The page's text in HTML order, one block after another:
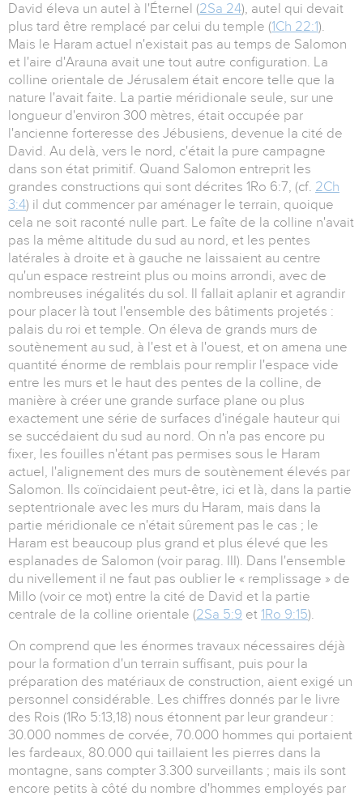
David éleva un autel à l'Éternel (2Sa 24), autel qui devait
plus tard être remplacé par celui du temple (1Ch 22:1).
Mais le Haram actuel n'existait pas au temps de Salomon
et l'aire d'Arauna avait une tout autre configuration. La
colline orientale de Jérusalem était encore telle que la
nature l'avait faite. La partie méridionale seule, sur une
longueur d'environ 300 mètres, était occupée par
l'ancienne forteresse des Jébusiens, devenue la cité de
David. Au delà, vers le nord, c'était la pure campagne
dans son état primitif. Quand Salomon entreprit les
grandes constructions qui sont décrites 1Ro 6:7, (cf. 2Ch
3:4) il dut commencer par aménager le terrain, quoique
cela ne soit raconté nulle part. Le faîte de la colline n'avait
pas la même altitude du sud au nord, et les pentes
latérales à droite et à gauche ne laissaient au centre
qu'un espace restreint plus ou moins arrondi, avec de
nombreuses inégalités du sol. Il fallait aplanir et agrandir
pour placer là tout l'ensemble des bâtiments projetés :
palais du roi et temple. On éleva de grands murs de
soutènement au sud, à l'est et à l'ouest, et on amena une
quantité énorme de remblais pour remplir l'espace vide
entre les murs et le haut des pentes de la colline, de
manière à créer une grande surface plane ou plus
exactement une série de surfaces d'inégale hauteur qui
se succédaient du sud au nord. On n'a pas encore pu
fixer, les fouilles n'étant pas permises sous le Haram
actuel, l'alignement des murs de soutènement élevés par
Salomon. Ils coïncidaient peut-être, ici et là, dans la partie
septentrionale avec les murs du Haram, mais dans la
partie méridionale ce n'était sûrement pas le cas ; le
Haram est beaucoup plus grand et plus élevé que les
esplanades de Salomon (voir parag. III). Dans l'ensemble
du nivellement il ne faut pas oublier le « remplissage » de
Millo (voir ce mot) entre la cité de David et la partie
centrale de la colline orientale (2Sa 5:9 et 1 Ro 9:15).
On comprend que les énormes travaux nécessaires déjà
pour la formation d'un terrain suffisant, puis pour la
préparation des matériaux de construction, aient exigé un
personnel considérable. Les chiffres donnés par le livre
des Rois (1Ro 5:13,18) nous étonnent par leur grandeur :
30.000 nommes de corvée, 70.000 hommes qui portaient
les fardeaux, 80.000 qui taillaient les pierres dans la
montagne, sans compter 3.300 surveillants ; mais ils sont
encore petits à côté du nombre d'hommes employés par